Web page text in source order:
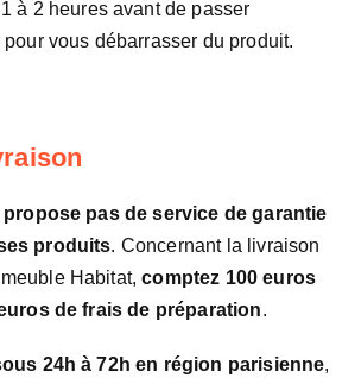
à 2 heures avant de passer
pour vous débarrasser du produit.
propose pas de service de garantie
produits. Concernant la livraison
Habitat,comptez 100 euros
de frais de préparation.
24h à 72h en région parisienne,